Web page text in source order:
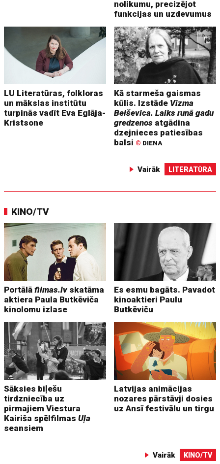
nolikumu, precizējot
funkcijas un uzdevumus
LU Literatūras, folkloras
un mākslas institūtu
turpinās vadīt Eva Eglāja-
Kristsone
Kā starmeša gaismas
kūlis. Izstāde Vizma
Belševica. Laiks runā gadu
gredzenos atgādina
dzejnieces patiesības
balsi © DIENA
Vairāk LITERATŪRA
KINO/TV
Portālāfilmas.lv skatāma
aktiera Paula Butkēviča
kinolomu izlase
Es esmu bagāts. Pavadot
kinoaktieri Paulu
Butkēviču
Sāksies biļešu
tirdzniecība uz
pirmajiem Viestura
Kairiša spēlfilmasUļa
seansiem
Latvijas animācijas
nozares pārstāvji dosies
uz Ansī festivālu un tirgu
Vairāk KINO/TV